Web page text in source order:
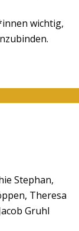
wichtig,
Stephan,
Theresa
Gruhl